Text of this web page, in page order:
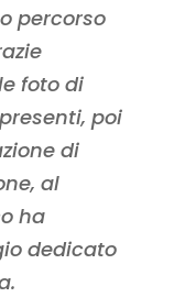
percorso
foto di
poi
di
al
ha
dedicato